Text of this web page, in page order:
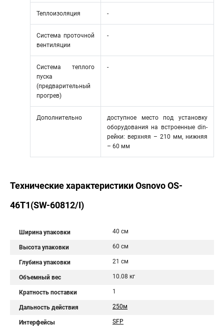
Теплоизоляция -
Система проточной
вентиляции
-
Система теплого
пуска
(предварительный
прогрев)
-
Дополнительно
доступное место под установку
оборудования на встроенные din-
рейки: верхняя – 210 мм, нижняя
– 60 мм
Технические характеристики Osnovo OS-
46T1(SW-60812/I)
Ширина упаковки 40 см
Высота упаковки 60 см
Глубина упаковки 21 см
Объемный вес 10.08 кг
Кратность поставки 1
Дальность действия 250м
Интерфейсы SFP